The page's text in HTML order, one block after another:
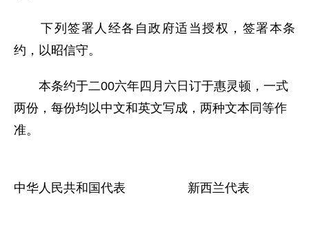
下列签署人经各自政府适当授权，签署本条
约，以昭信守。
本条约于二00六年四月六日订于惠灵顿，一式
两份，每份均以中文和英文写成，两种文本同等作
准。
中华人民共和国代表 新西兰代表